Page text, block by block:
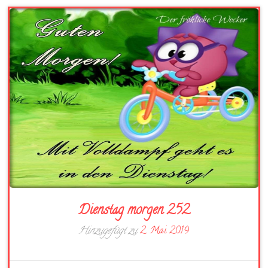
Dienstag morgen 252
Hinzugefügt zu2. Mai 2019